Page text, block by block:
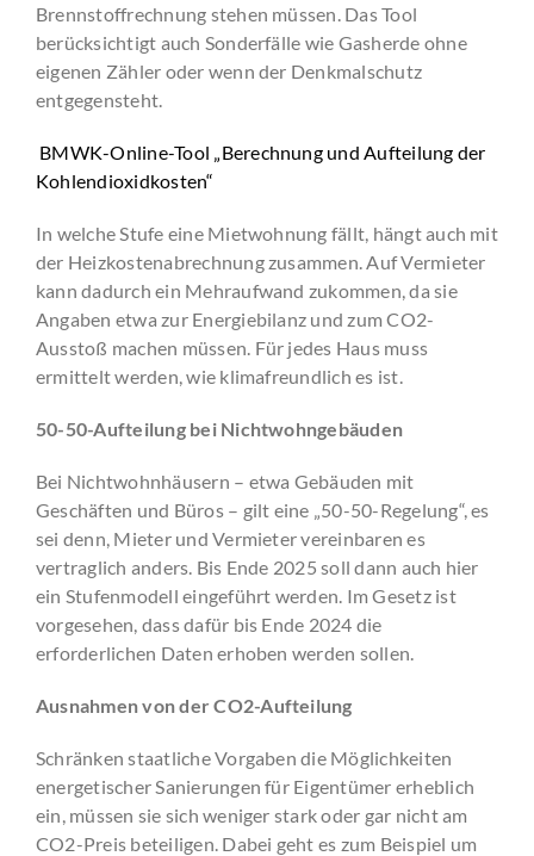
Brennstoffrechnung stehen müssen. Das Tool
berücksichtigt auch Sonderfälle wie Gasherde ohne
eigenen Zähler oder wenn der Denkmalschutz
entgegensteht.
BMWK-Online-Tool „Berechnung und Aufteilung der
Kohlendioxidkosten“
In welche Stufe eine Mietwohnung fällt, hängt auch mit
der Heizkostenabrechnung zusammen. Auf Vermieter
kann dadurch ein Mehraufwand zukommen, da sie
Angaben etwa zur Energiebilanz und zum CO2-
Ausstoß machen müssen. Für jedes Haus muss
ermittelt werden, wie klimafreundlich es ist.
50-50-Aufteilung bei Nichtwohngebäuden
Bei Nichtwohnhäusern – etwa Gebäuden mit
Geschäften und Büros – gilt eine „50-50-Regelung“, es
sei denn, Mieter und Vermieter vereinbaren es
vertraglich anders. Bis Ende 2025 soll dann auch hier
ein Stufenmodell eingeführt werden. Im Gesetz ist
vorgesehen, dass dafür bis Ende 2024 die
erforderlichen Daten erhoben werden sollen.
Ausnahmen von der CO2-Aufteilung
Schränken staatliche Vorgaben die Möglichkeiten
energetischer Sanierungen für Eigentümer erheblich
ein, müssen sie sich weniger stark oder gar nicht am
CO2-Preis beteiligen. Dabei geht es zum Beispiel um